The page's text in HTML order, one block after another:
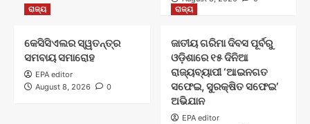
ରାଜ୍ୟ
କେସିସିଏଲର ସ୍ୱତନ୍ତ୍ର
ସମବାୟ ସମାରୋହ
EPA editor
August 8, 2026
0
ରାଜ୍ୟ
ଜାତୀୟ ଗରିମା ଦିବସ ପୂର୍ବରୁ
ଓଡ଼ିଶାରେ ୧୫ ଦିନିଆ
ରାଜ୍ୟବ୍ୟାପୀ ‘ଆଇନଗତ
ସଫେଇ, ସୁରକ୍ଷିତ ସଫେଇ’
ଅଭିଯାନ
EPA editor